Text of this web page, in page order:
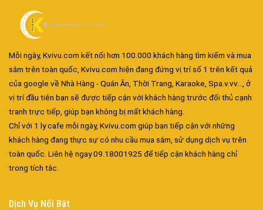
Mỗi ngày, Kvivu.com kết nối hơn 100.000 khách hàng tìm kiếm và mua
sắm trên toàn quốc, Kvivu.com hiện đang đứng vị trí số 1 trên kết quả
của google về Nhà Hàng - Quán Ăn, Thời Trang, Karaoke, Spa.v.vv..., ở
vị trí đầu tiên bạn sẽ được tiếp cận với khách hàng trước đối thủ cạnh
tranh trực tiếp, giúp bạn không bị mất khách hàng.
Chỉ với 1 ly cafe mỗi ngày, Kvivu.com giúp bạn tiếp cận với những
khách hàng đang thực sự có nhu cầu mua sắm, sử dụng dịch vụ trên
toàn quốc. Liên hệ ngay 09.18001925 để tiếp cận khách hàng chỉ
trong tích tắc.
Dịch Vụ Nổi Bật
Đa dạng màu sắc cửa nhôm – Tối ưu màu sắc Kiến Trúc
Cửa nhôm chống gió mưa – Hiên ngang giữa thời tiết khắc